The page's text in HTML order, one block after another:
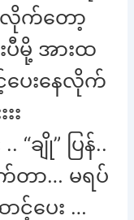
က်တော့
ပီမို့ အားထ
ေးနေလိုက်
း
ချို” ပြန်..
က်တာ… မရပ်
င့်ပေး …